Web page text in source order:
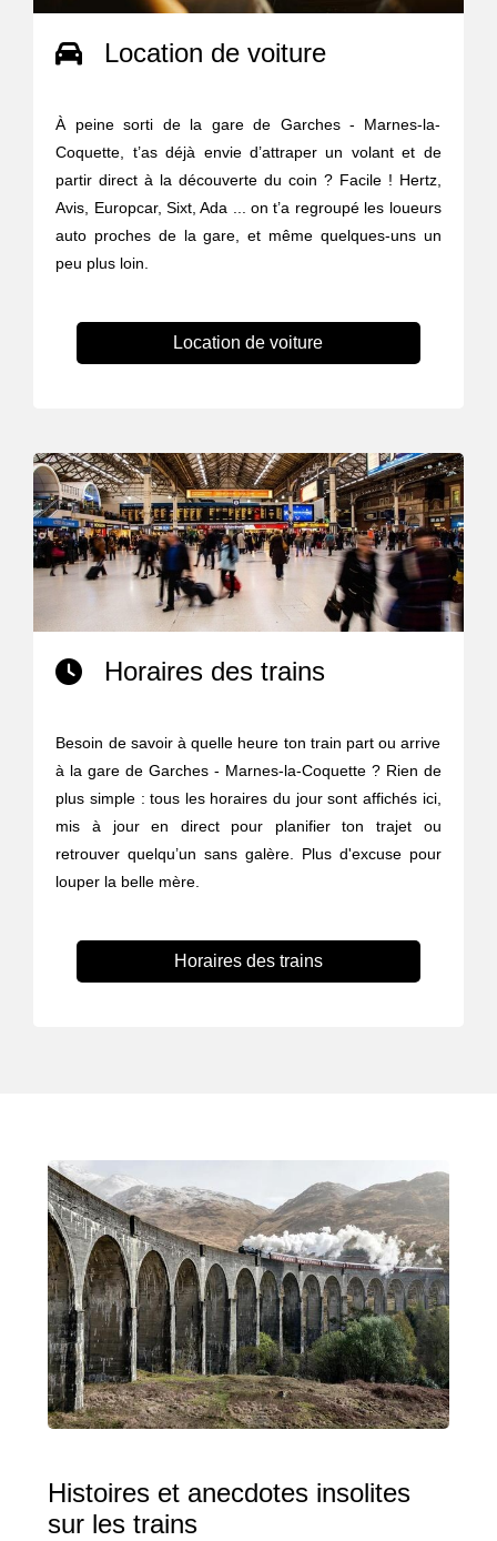
Location de voiture
À peine sorti de la gare de Garches - Marnes-la-
Coquette, t’as déjà envie d’attraper un volant et de
partir direct à la découverte du coin ? Facile ! Hertz,
Avis, Europcar, Sixt, Ada ... on t’a regroupé les loueurs
auto proches de la gare, et même quelques-uns un
peu plus loin.
Location de voiture
Horaires des trains
Besoin de savoir à quelle heure ton train part ou arrive
à la gare de Garches - Marnes-la-Coquette ? Rien de
plus simple : tous les horaires du jour sont affichés ici,
mis à jour en direct pour planifier ton trajet ou
retrouver quelqu’un sans galère. Plus d'excuse pour
louper la belle mère.
Horaires des trains
Histoires et anecdotes insolites
sur les trains